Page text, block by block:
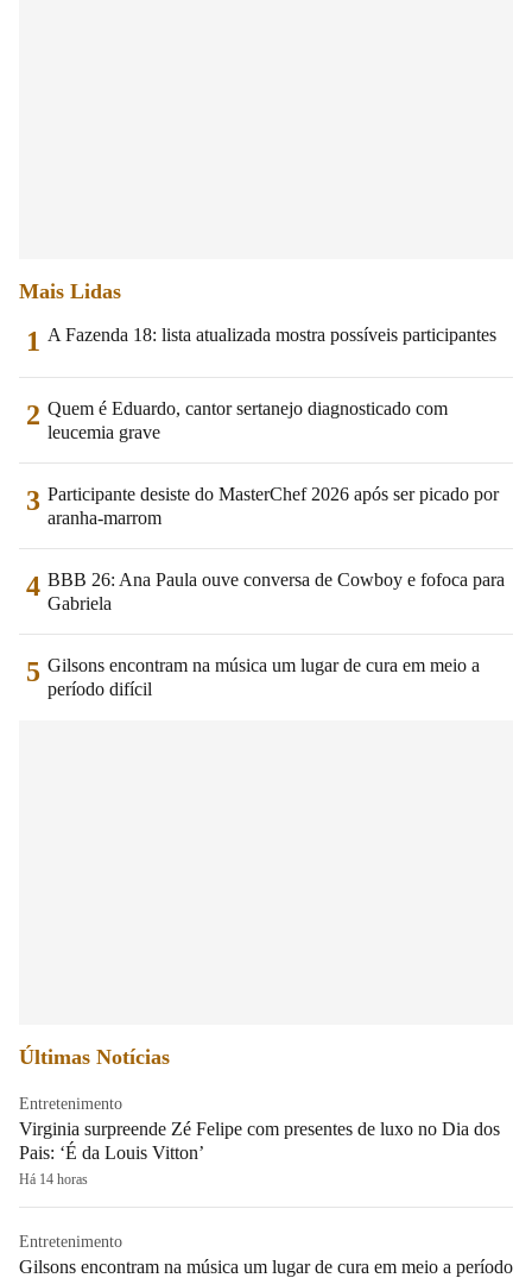
Mais Lidas
1 A Fazenda 18: lista atualizada mostra possíveis participantes
2 Quem é Eduardo, cantor sertanejo diagnosticado com
leucemia grave
3 Participante desiste do MasterChef 2026 após ser picado por
aranha-marrom
4 BBB 26: Ana Paula ouve conversa de Cowboy e fofoca para
Gabriela
5 Gilsons encontram na música um lugar de cura em meio a
período difícil
Últimas Notícias
Entretenimento
Virginia surpreende Zé Felipe com presentes de luxo no Dia dos
Pais: ‘É da Louis Vitton’
Há 14 horas
Entretenimento
Gilsons encontram na música um lugar de cura em meio a período